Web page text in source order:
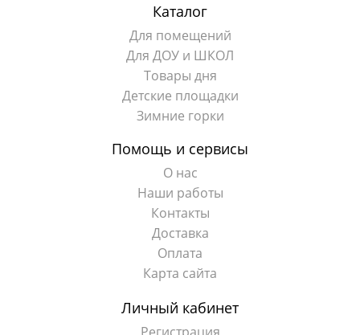
Каталог
Для помещений
Для ДОУ и ШКОЛ
Товары дня
Детские площадки
Зимние горки
Помощь и сервисы
О нас
Наши работы
Контакты
Доставка
Оплата
Карта сайта
Личный кабинет
Регистрация